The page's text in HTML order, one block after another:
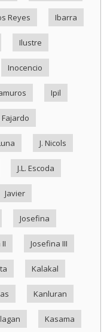
Reyes Ibarra
Ilustre
Inocencio
Ipil
Fajardo
J. Nicols
J.L. Escoda
Javier
Josefina
Josefina III
Kalakal
Kanluran
Kasama